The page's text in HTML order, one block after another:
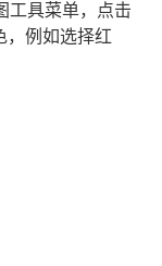
工具菜单，点击
，例如选择红